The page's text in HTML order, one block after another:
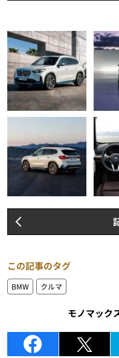
この記事のタグ
BMW クルマ
モノマック